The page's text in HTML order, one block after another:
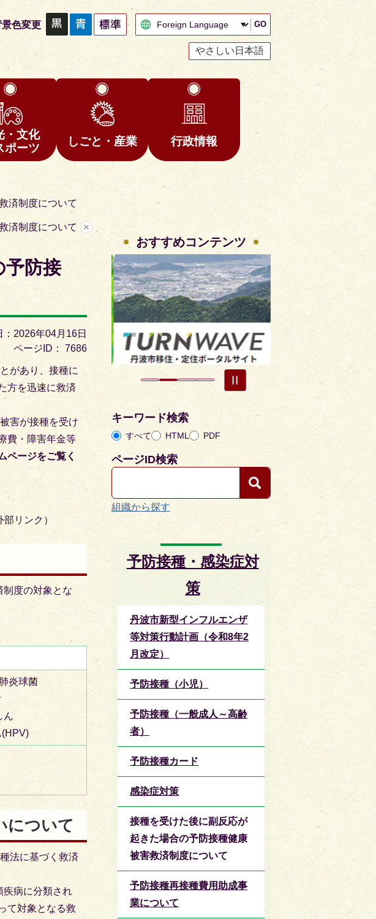
景色変更 GO
やさしい日本語
・文化
ポーツ
しごと・産業 行政情報
済制度について
済制度について
予防接
：2026年04月16日
ページID：
7686
があり、接種に
方を迅速に救済
害が接種を受け
費・障害年金等
ページをご覧く
部リンク）
制度の対象とな
炎球菌
ん
について
法に基づく救済
疾病に分類され
て対象となる救
おすすめコンテンツ
2
枚
目
の
ス
ラ
イ
3
枚
目
ラ
キーワード検索
すべて HTML PDF
ページID検索
組織から探す
予防接種・感染症対
策
丹波市新型インフルエンザ
等対策行動計画（令和8年2
月改定）
予防接種（小児）
予防接種（一般成人～高齢
者）
予防接種カード
感染症対策
接種を受けた後に副反応が
起きた場合の予防接種健康
被害救済制度について
予防接種再接種費用助成事
業について